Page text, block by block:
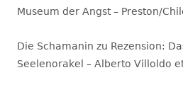
Museum der Angst – Preston/
Die Schamanin zu Rezension:
Seelenorakel – Alberto Villoldo